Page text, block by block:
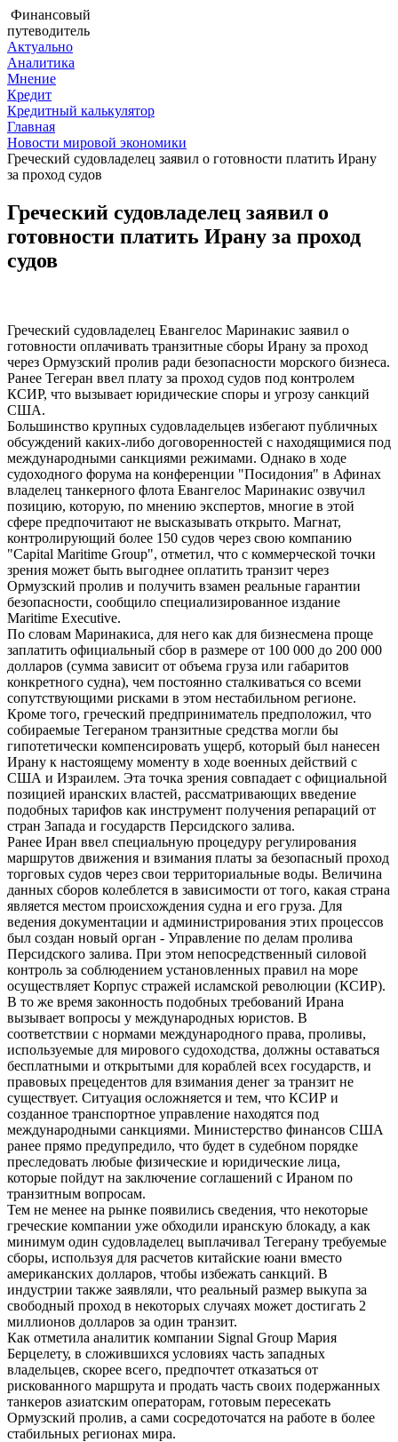
Финансовый
путеводитель
Актуально
Аналитика
Мнение
Кредит
Кредитный калькулятор
Главная
Новости мировой экономики
Греческий судовладелец заявил о готовности платить Ирану
за проход судов
Греческий судовладелец заявил о
готовности платить Ирану за проход
судов
Греческий судовладелец Евангелос Маринакис заявил о
готовности оплачивать транзитные сборы Ирану за проход
через Ормузский пролив ради безопасности морского бизнеса.
Ранее Тегеран ввел плату за проход судов под контролем
КСИР, что вызывает юридические споры и угрозу санкций
США.
Большинство крупных судовладельцев избегают публичных
обсуждений каких-либо договоренностей с находящимися под
международными санкциями режимами. Однако в ходе
судоходного форума на конференции "Посидония" в Афинах
владелец танкерного флота Евангелос Маринакис озвучил
позицию, которую, по мнению экспертов, многие в этой
сфере предпочитают не высказывать открыто. Магнат,
контролирующий более 150 судов через свою компанию
"Capital Maritime Group", отметил, что с коммерческой точки
зрения может быть выгоднее оплатить транзит через
Ормузский пролив и получить взамен реальные гарантии
безопасности, сообщило специализированное издание
Maritime Executive.
По словам Маринакиса, для него как для бизнесмена проще
заплатить официальный сбор в размере от 100 000 до 200 000
долларов (сумма зависит от объема груза или габаритов
конкретного судна), чем постоянно сталкиваться со всеми
сопутствующими рисками в этом нестабильном регионе.
Кроме того, греческий предприниматель предположил, что
собираемые Тегераном транзитные средства могли бы
гипотетически компенсировать ущерб, который был нанесен
Ирану к настоящему моменту в ходе военных действий с
США и Израилем. Эта точка зрения совпадает с официальной
позицией иранских властей, рассматривающих введение
подобных тарифов как инструмент получения репараций от
стран Запада и государств Персидского залива.
Ранее Иран ввел специальную процедуру регулирования
маршрутов движения и взимания платы за безопасный проход
торговых судов через свои территориальные воды. Величина
данных сборов колеблется в зависимости от того, какая страна
является местом происхождения судна и его груза. Для
ведения документации и администрирования этих процессов
был создан новый орган - Управление по делам пролива
Персидского залива. При этом непосредственный силовой
контроль за соблюдением установленных правил на море
осуществляет Корпус стражей исламской революции (КСИР).
В то же время законность подобных требований Ирана
вызывает вопросы у международных юристов. В
соответствии с нормами международного права, проливы,
используемые для мирового судоходства, должны оставаться
бесплатными и открытыми для кораблей всех государств, и
правовых прецедентов для взимания денег за транзит не
существует. Ситуация осложняется и тем, что КСИР и
созданное транспортное управление находятся под
международными санкциями. Министерство финансов США
ранее прямо предупредило, что будет в судебном порядке
преследовать любые физические и юридические лица,
которые пойдут на заключение соглашений с Ираном по
транзитным вопросам.
Тем не менее на рынке появились сведения, что некоторые
греческие компании уже обходили иранскую блокаду, а как
минимум один судовладелец выплачивал Тегерану требуемые
сборы, используя для расчетов китайские юани вместо
американских долларов, чтобы избежать санкций. В
индустрии также заявляли, что реальный размер выкупа за
свободный проход в некоторых случаях может достигать 2
миллионов долларов за один транзит.
Как отметила аналитик компании Signal Group Мария
Берцелету, в сложившихся условиях часть западных
владельцев, скорее всего, предпочтет отказаться от
рискованного маршрута и продать часть своих подержанных
танкеров азиатским операторам, готовым пересекать
Ормузский пролив, а сами сосредоточатся на работе в более
стабильных регионах мира.